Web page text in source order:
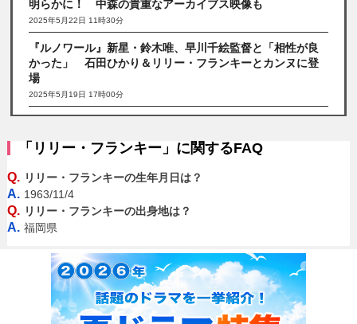
明らかに！ 中森の貴重なアーカイブス映像も
2025年5月22日 11時30分
『ルノワール』新星・鈴木唯、早川千絵監督と「相性が良
かった」 石田ひかり＆リリー・フランキーとカンヌに登
場
2025年5月19日 17時00分
「リリー・フランキー」に関するFAQ
Q. リリー・フランキーの生年月日は？
A. 1963/11/4
Q. リリー・フランキーの出身地は？
A. 福岡県